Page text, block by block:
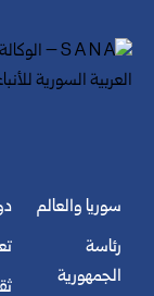
سوريا والعالم
رئاسة
الجمهورية